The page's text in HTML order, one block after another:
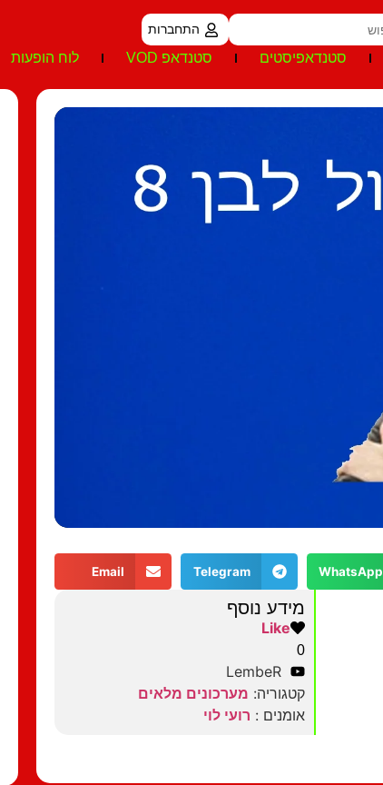
התחברות
סטנדאפיסטים סטנדאפ VOD לוח הופעות
WhatsApp
Telegram
Email
מידע נוסף
Like
0
LembeR
קטגוריה: מערכונים מלאים
אומנים : רועי לוי